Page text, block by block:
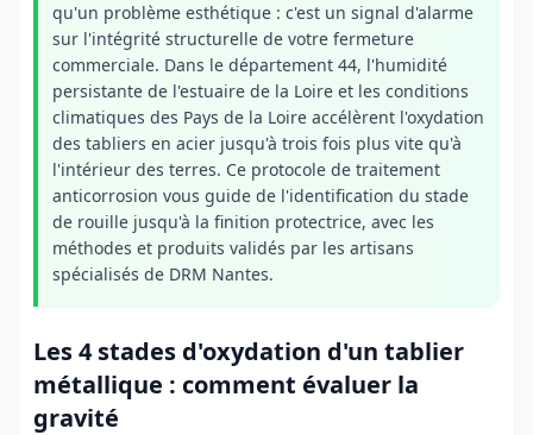
qu'un problème esthétique : c'est un signal d'alarme
sur l'intégrité structurelle de votre fermeture
commerciale. Dans le département 44, l'humidité
persistante de l'estuaire de la Loire et les conditions
climatiques des Pays de la Loire accélèrent l'oxydation
des tabliers en acier jusqu'à trois fois plus vite qu'à
l'intérieur des terres. Ce protocole de traitement
anticorrosion vous guide de l'identification du stade
de rouille jusqu'à la finition protectrice, avec les
méthodes et produits validés par les artisans
spécialisés de DRM Nantes.
Les 4 stades d'oxydation d'un tablier
métallique : comment évaluer la
gravité